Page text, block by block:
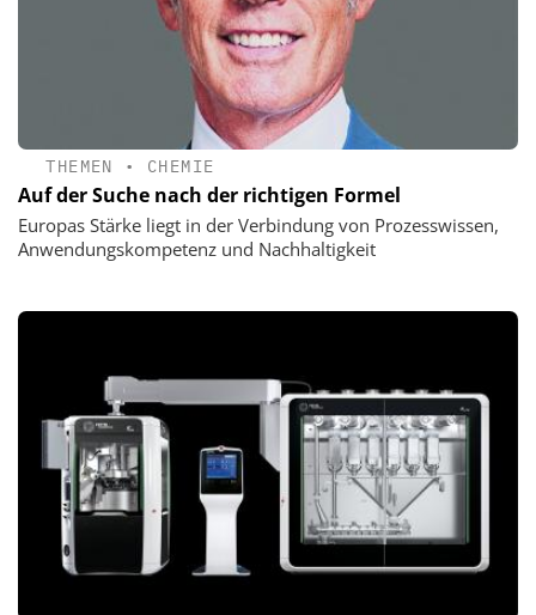
THEMEN • CHEMIE
Auf der Suche nach der richtigen Formel
Europas Stärke liegt in der Verbindung von Prozesswissen,
Anwendungskompetenz und Nachhaltigkeit